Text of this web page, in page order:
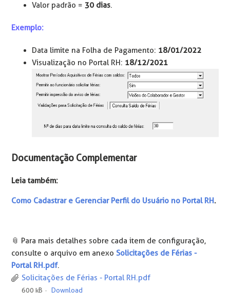
Valor padrão =30 dias.
Exemplo:
Data limite na Folha de Pagamento: 18/01/2022
Visualização no Portal RH: 18/12/2021
Documentação Complementar
Leia também:
Como Cadastrar e Gerenciar Perfil do Usuário no Portal RH.
📎 Para mais detalhes sobre cada item de configuração,
consulte o arquivo em anexoSolicitações de Férias -
Portal RH.pdf.
Solicitações de Férias - Portal RH.pdf
600 kB Download